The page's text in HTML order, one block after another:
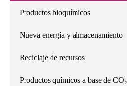
Productos bioquímicos
Nueva energía y almacenamiento
Reciclaje de recursos
Productos químicos a base de CO₂